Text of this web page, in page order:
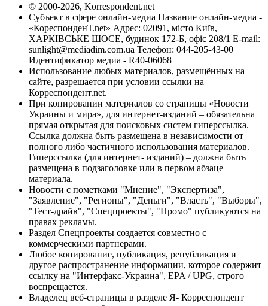
© 2000-2026, Korrespondent.net
Субъект в сфере онлайн-медиа Название онлайн-медиа -
«КореспонденТ.net» Адрес: 02091, місто Київ,
ХАРКІВСЬКЕ ШОСЕ, будинок 172-Б, офіс 208/1 E-mail:
sunlight@mediadim.com.ua Телефон: 044-205-43-00
Идентификатор медиа - R40-06068
Использование любых материалов, размещённых на
сайте, разрешается при условии ссылки на
Корреспондент.net.
При копировании материалов со страницы «Новости
Украины и мира», для интернет-изданий – обязательна
прямая открытая для поисковых систем гиперссылка.
Ссылка должна быть размещена в независимости от
полного либо частичного использования материалов.
Гиперссылка (для интернет- изданий) – должна быть
размещена в подзаголовке или в первом абзаце
материала.
Новости с пометками "Мнение", "Экспертиза",
"Заявление", "Регионы", "Деньги", "Власть", "Выборы",
"Тест-драйв", "Спецпроекты", "Промо" публикуются на
правах рекламы.
Раздел Спецпроекты создается совместно с
коммерческими партнерами.
Любое копирование, публикация, републикация и
другое распространение информации, которое содержит
ссылку на "Интерфакс-Украина", EPA / UPG, строго
воспрещается.
Владелец веб-страницы в разделе Я- Корреспондент